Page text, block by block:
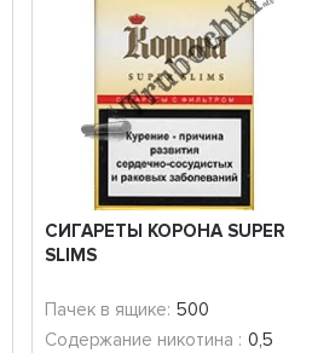
СИГАРЕТЫ КОРОНА SUPER
SLIMS
Пачек в ящике: 500
Содержание никотина : 0,5